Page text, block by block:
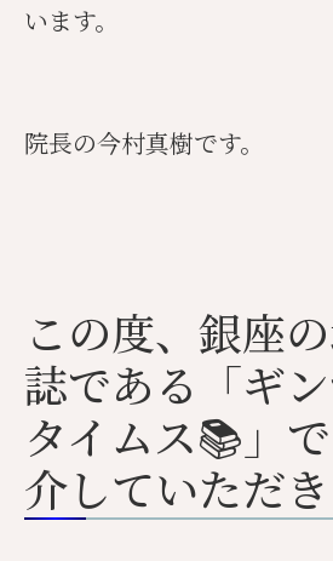
います。
院長の今村真樹です。
この度、銀座
誌である「ギ
タイムス📚」
介していただ